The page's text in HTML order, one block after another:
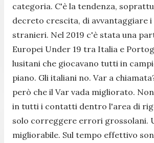
categoria. C'è la tendenza,
decreto crescita, di avvantaggiare
stranieri. Nel 2019 c'è stata una
Europei Under 19 tra Italia e
lusitani che giocavano tutti in
piano. Gli italiani no. Var a
però che il Var vada migliorato.
in tutti i contatti dentro l'area di
solo correggere errori grossolani.
migliorabile. Sul tempo effettivo